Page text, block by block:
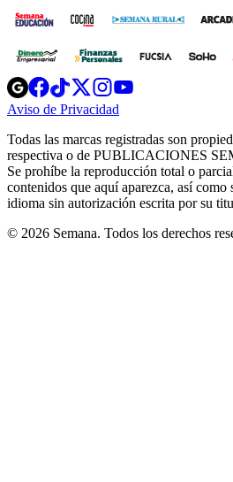
Opens
in
new
Opens
in
new
Opens
in
new
window
Opens
new
windowwindow
Aviso de Privacidad
new
window
Todas las marcas registradas son
respectiva o de PUBLICACIONES
Se prohíbe la reproducción total o
contenidos que aquí aparezca, así
idioma sin autorización escrita por su
© 2026 Semana. Todos los derechos